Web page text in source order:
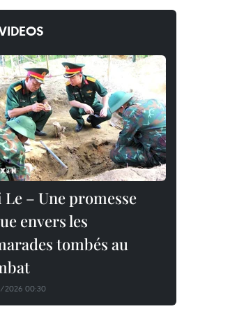
Le – Une promesse
envers les
tombés au
2026 00:30